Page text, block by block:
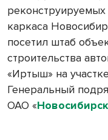
реконструируемых
каркаса
посетил штаб
строительства
«Иртыш» на
Генеральный
ОАО «